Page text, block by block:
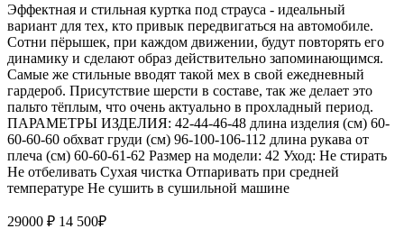
Эффектная и стильная куртка под страуса - идеальный
вариант для тех, кто привык передвигаться на автомобиле.
Сотни пёрышек, при каждом движении, будут повторять его
динамику и сделают образ действительно запоминающимся.
Самые же стильные вводят такой мех в свой ежедневный
гардероб. Присутствие шерсти в составе, так же делает это
пальто тёплым, что очень актуально в прохладный период.
ПАРАМЕТРЫ ИЗДЕЛИЯ: 42-44-46-48 длина изделия (см) 60-
60-60-60 обхват груди (см) 96-100-106-112 длина рукава от
плеча (см) 60-60-61-62 Размер на модели: 42 Уход: Не стирать
Не отбеливать Сухая чистка Отпаривать при средней
температуре Не сушить в сушильной машине
29000 ₽ 14 500₽